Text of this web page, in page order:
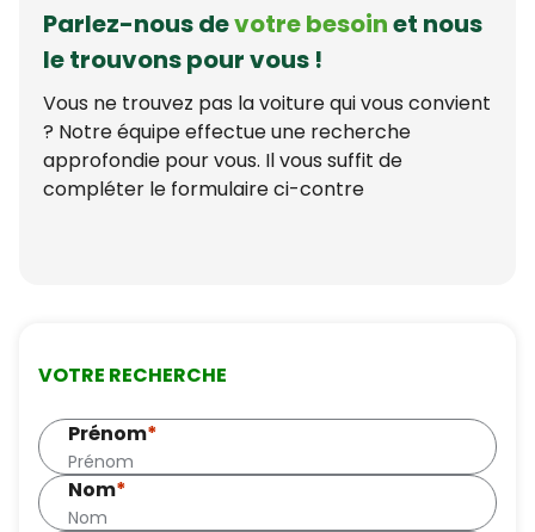
Parlez-nous devotre besoinet nous
le trouvons pour vous !
Vous ne trouvez pas la voiture qui vous convient
? Notre équipe effectue une recherche
approfondie pour vous. Il vous suffit de
compléter le formulaire ci-contre
VOTRE RECHERCHE
Prénom*
Nom*